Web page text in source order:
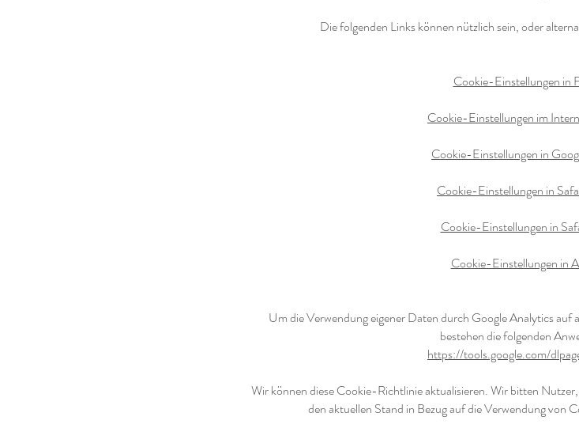
Die folgenden Links können nützlich sein, oder
Cookie-Einstellungen in
Cookie-Einstellungen im
Cookie-Einstellungen in
Cookie-Einstellungen in
Cookie-Einstellungen in
Cookie-Einstellungen in
Um die Verwendung eigener Daten durch Google Analytics auf
bestehen die folgenden
https://tools.google.com/
Wir können diese Cookie-Richtlinie aktualisieren. Wir bitten
den aktuellen Stand in Bezug auf die Verwendung von